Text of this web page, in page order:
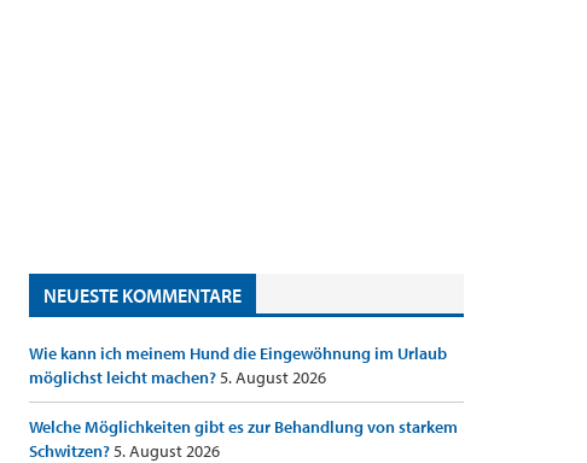
NEUESTE KOMMENTARE
Wie kann ich meinem Hund die Eingewöhnung im Urlaub
möglichst leicht machen?5. August 2026
Welche Möglichkeiten gibt es zur Behandlung von starkem
Schwitzen?5. August 2026